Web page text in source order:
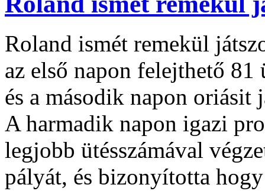
Roland ismét remekül
az első napon felejthető 81
és a második napon
A harmadik napon igazi
legjobb ütésszámával
pályát, és bizonyította